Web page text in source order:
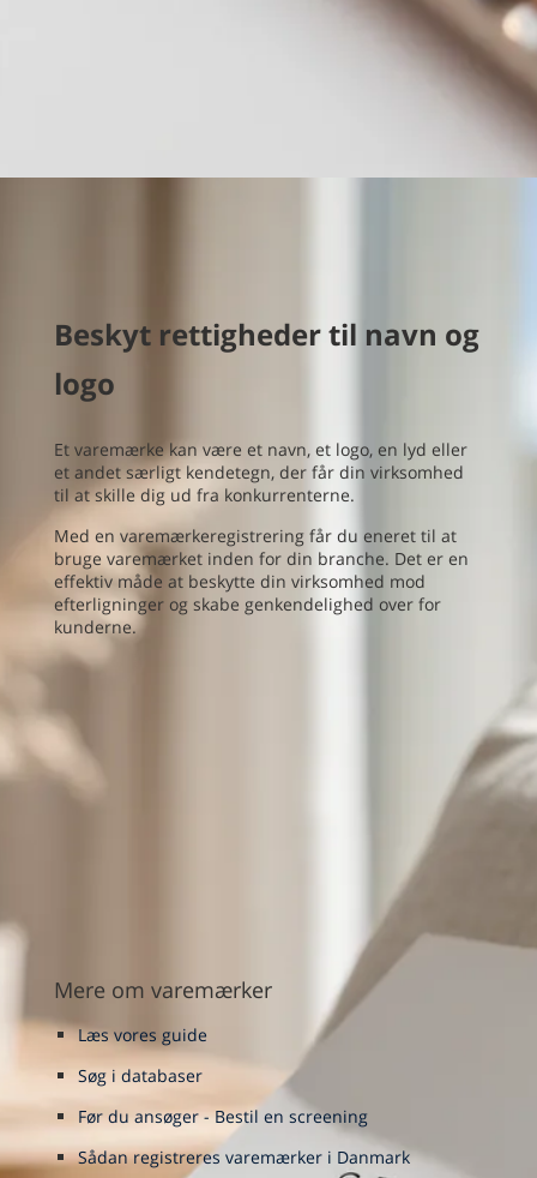
Beskyt rettigheder til navn og
logo
Et varemærke kan være et navn, et logo, en lyd eller
et andet særligt kendetegn, der får din virksomhed
til at skille dig ud fra konkurrenterne.
Med en varemærkeregistrering får du eneret til at
bruge varemærket inden for din branche. Det er en
effektiv måde at beskytte din virksomhed mod
efterligninger og skabe genkendelighed over for
kunderne.
Mere om varemærker
Læs vores guide
Søg i databaser
Før du ansøger - Bestil en screening
Sådan registreres varemærker i Danmark